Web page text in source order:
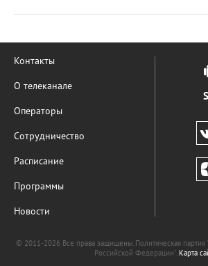
Контакты
О телеканале
Операторы
Сотрудничество
Расписание
Программы
Новости
© 2011-2026 Все права защищены. Политическая партия
Российской Федерации". Карта